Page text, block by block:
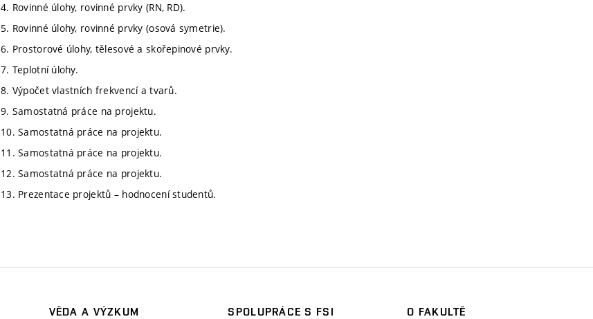
4. Rovinné úlohy, rovinné prvky (RN, RD).
5. Rovinné úlohy, rovinné prvky (osová symetrie).
6. Prostorové úlohy, tělesové a skořepinové prvky.
7. Teplotní úlohy.
8. Výpočet vlastních frekvencí a tvarů.
9. Samostatná práce na projektu.
10. Samostatná práce na projektu.
11. Samostatná práce na projektu.
12. Samostatná práce na projektu.
13. Prezentace projektů – hodnocení studentů.
VĚDA A VÝZKUM
SPOLUPRÁCE S FSI
O FAKULTĚ